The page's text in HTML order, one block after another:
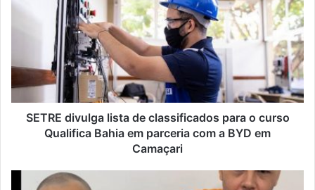
SETRE divulga lista de classificados para o curso
Qualifica Bahia em parceria com a BYD em
Camaçari